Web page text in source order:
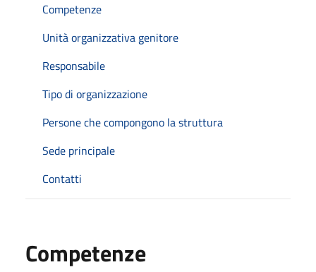
Competenze
Unità organizzativa genitore
Responsabile
Tipo di organizzazione
Persone che compongono la struttura
Sede principale
Contatti
Competenze